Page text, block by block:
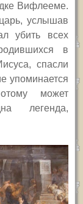
Вифлееме.
услышав
убить всех
в
спасли
упоминается
может
легенда,